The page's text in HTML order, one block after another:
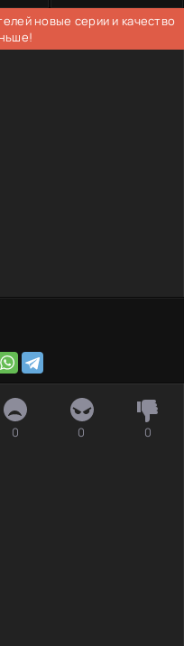
новые серии и качество
0 0 0